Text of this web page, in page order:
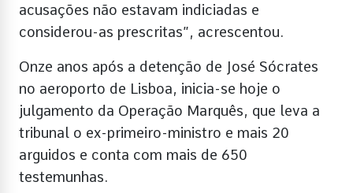
acusações não estavam indiciadas e
considerou-as prescritas”, acrescentou.
Onze anos após a detenção de José Sócrates
no aeroporto de Lisboa, inicia-se hoje o
julgamento da Operação Marquês, que leva a
tribunal o ex-primeiro-ministro e mais 20
arguidos e conta com mais de 650
testemunhas.